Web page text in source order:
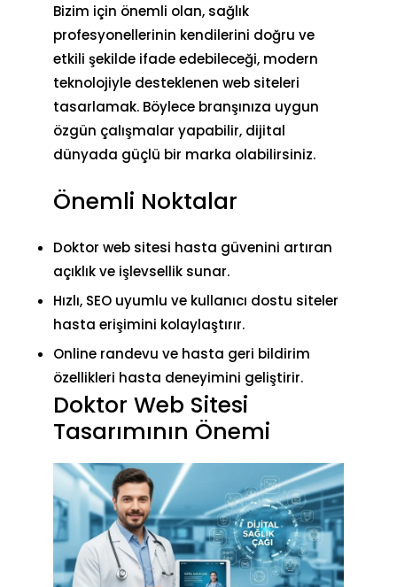
Bizim için önemli olan, sağlık
profesyonellerinin kendilerini doğru ve
etkili şekilde ifade edebileceği, modern
teknolojiyle desteklenen web siteleri
tasarlamak. Böylece branşınıza uygun
özgün çalışmalar yapabilir, dijital
dünyada güçlü bir marka olabilirsiniz.
Önemli Noktalar
Doktor web sitesi hasta güvenini artıran
açıklık ve işlevsellik sunar.
Hızlı, SEO uyumlu ve kullanıcı dostu siteler
hasta erişimini kolaylaştırır.
Online randevu ve hasta geri bildirim
özellikleri hasta deneyimini geliştirir.
Doktor Web Sitesi
Tasarımının Önemi